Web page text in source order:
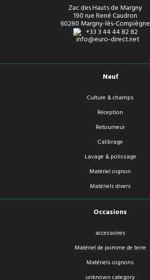
Zac des Hauts de Margny
190 rue René Caudron
60280 Margny-lès-Compiègne
+33 3 44 44 82 82
info@euro-direct.net
Neuf
Culture & champs
Réception
Retourneur
Calibrage
Lavage & polissage
Matériel oignon
Matériels divers
Occasions
accessoires
Matériel de pomme de terre
Matériels oignons
unknown category